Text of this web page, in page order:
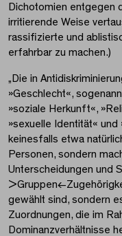
Dichotomien entgegen
irritierende Weise
rassifizierte und
erfahrbar zu machen.)
„Die in
»Geschlecht«,
»soziale Herkunft«,
»sexuelle Identität«
keinesfalls etwa
Personen, sondern
Unterscheidungen und
>Gruppen<-
gewählt sind, sondern
Zuordnungen, die im
Dominanzverhältnisse